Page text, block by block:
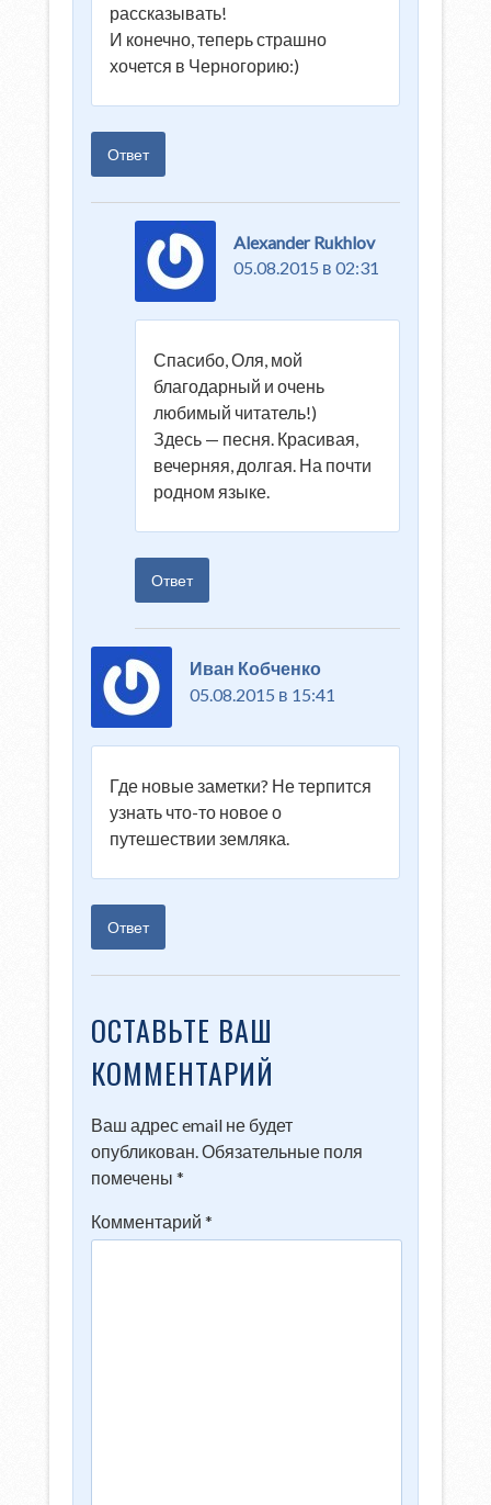
рассказывать!
И конечно, теперь страшно
хочется в Черногорию:)
Ответ
Alexander Rukhlov
05.08.2015 в 02:31
Спасибо, Оля, мой
благодарный и очень
любимый читатель!)
Здесь — песня. Красивая,
вечерняя, долгая. На почти
родном языке.
Ответ
Иван Кобченко
05.08.2015 в 15:41
Где новые заметки? Не терпится
узнать что-то новое о
путешествии земляка.
Ответ
ОСТАВЬТЕ ВАШ
КОММЕНТАРИЙ
Ваш адрес email не будет
опубликован. Обязательные поля
помечены*
Комментарий*